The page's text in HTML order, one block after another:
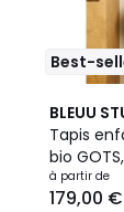
Best-
BLEUU
Tapis
bio
à partir de
179,00 €
2
Couleurs